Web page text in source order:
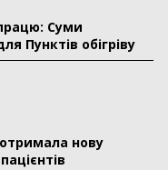
Суми
Пунктів обігріву
нову